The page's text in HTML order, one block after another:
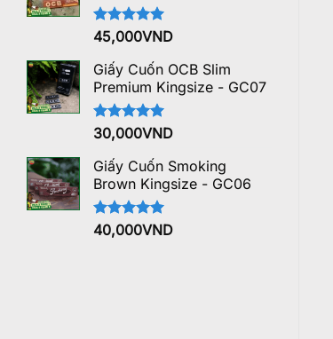
Được xếp
hạng
5 sao
45,000VND
Giấy Cuốn OCB Slim
Premium Kingsize - GC07
Được xếp
hạng
5 sao
30,000VND
Giấy Cuốn Smoking
Brown Kingsize - GC06
Được xếp
hạng
40,000VND